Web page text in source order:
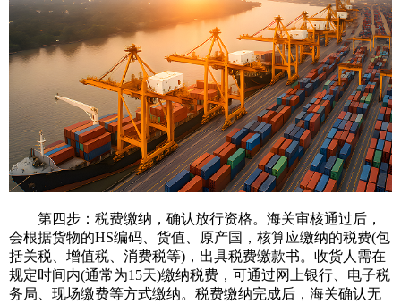
第四步：税费缴纳，确认放行资格。海关审核通过后，
会根据货物的HS编码、货值、原产国，核算应缴纳的税费(包
括关税、增值税、消费税等)，出具税费缴款书。收货人需在
规定时间内(通常为15天)缴纳税费，可通过网上银行、电子税
务局、现场缴费等方式缴纳。税费缴纳完成后，海关确认无